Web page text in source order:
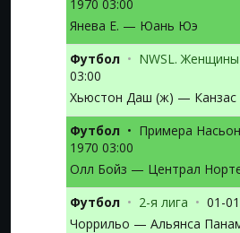
1970 03:00
Янева Е. — Юань Юэ
Футбол • NWSL. Женщины
03:00
Хьюстон Даш (ж) — Канзас
Футбол • Примера
1970 03:00
Олл Бойз — Централ
Футбол • 2-я лига • 01-
Чоррильо — Альянса